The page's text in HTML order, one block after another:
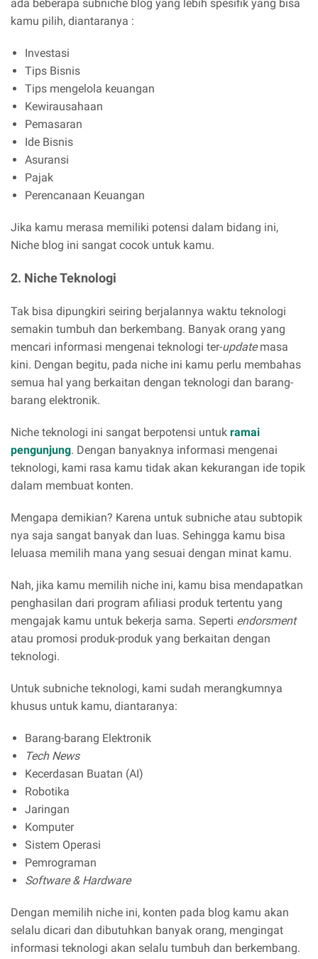
ada beberapa subniche blog yang lebih spesifik yang bisa
kamu pilih, diantaranya :
Investasi
Tips Bisnis
Tips mengelola keuangan
Kewirausahaan
Pemasaran
Ide Bisnis
Asuransi
Pajak
Perencanaan Keuangan
Jika kamu merasa memiliki potensi dalam bidang ini,
Niche blog ini sangat cocok untuk kamu.
2. Niche Teknologi
Tak bisa dipungkiri seiring berjalannya waktu teknologi
semakin tumbuh dan berkembang. Banyak orang yang
mencari informasi mengenai teknologi ter-updatemasa
kini. Dengan begitu, pada niche ini kamu perlu membahas
semua hal yang berkaitan dengan teknologi dan barang-
barang elektronik.
Niche teknologi ini sangat berpotensi untuk ramai
pengunjung. Dengan banyaknya informasi mengenai
teknologi, kami rasa kamu tidak akan kekurangan ide topik
dalam membuat konten.
Mengapa demikian? Karena untuk subniche atau subtopik
nya saja sangat banyak dan luas. Sehingga kamu bisa
leluasa memilih mana yang sesuai dengan minat kamu.
Nah, jika kamu memilih niche ini, kamu bisa mendapatkan
penghasilan dari program afiliasi produk tertentu yang
mengajak kamu untuk bekerja sama. Seperti endorsment
atau promosi produk-produk yang berkaitan dengan
teknologi.
Untuk subniche teknologi, kami sudah merangkumnya
khusus untuk kamu, diantaranya:
Barang-barang Elektronik
Tech News
Kecerdasan Buatan (AI)
Robotika
Jaringan
Komputer
Sistem Operasi
Pemrograman
Software & Hardware
Dengan memilih niche ini, konten pada blog kamu akan
selalu dicari dan dibutuhkan banyak orang, mengingat
informasi teknologi akan selalu tumbuh dan berkembang.